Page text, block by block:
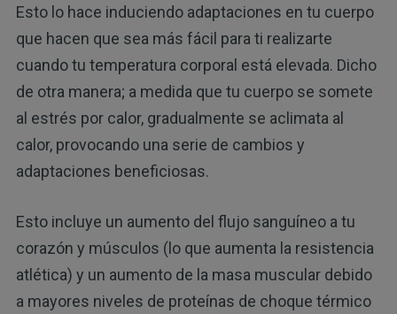
Esto lo hace induciendo adaptaciones en tu cuerpo
que hacen que sea más fácil para ti realizarte
cuando tu temperatura corporal está elevada. Dicho
de otra manera; a medida que tu cuerpo se somete
al estrés por calor, gradualmente se aclimata al
calor, provocando una serie de cambios y
adaptaciones beneficiosas.
Esto incluye un aumento del flujo sanguíneo a tu
corazón y músculos (lo que aumenta la resistencia
atlética) y un aumento de la masa muscular debido
a mayores niveles de proteínas de choque térmico